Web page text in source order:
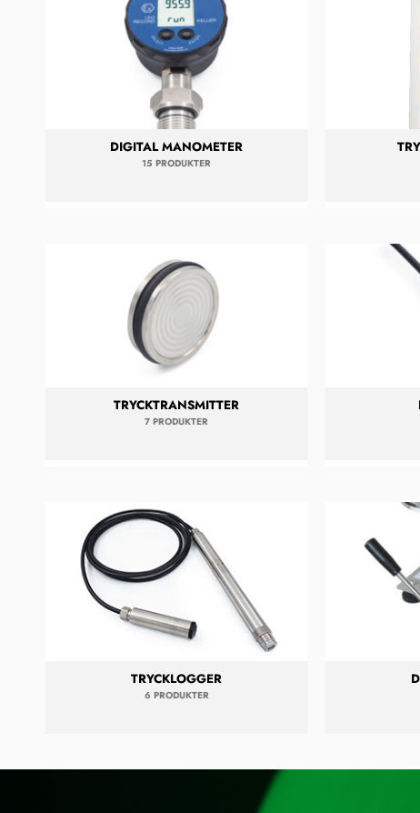
DIGITAL MANOMETER
15 PRODUKTER
TRYCKTRANSMITTER
7 PRODUKTER
TRYCKLOGGER
6 PRODUKTER